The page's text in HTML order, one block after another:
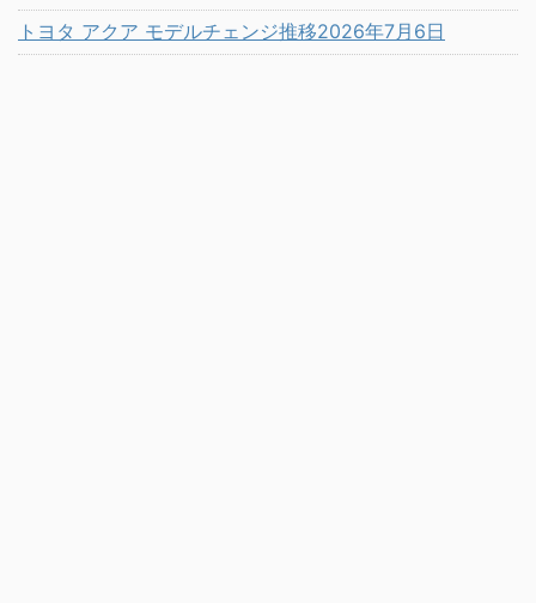
トヨタ アクア モデルチェンジ推移2026年7月6日